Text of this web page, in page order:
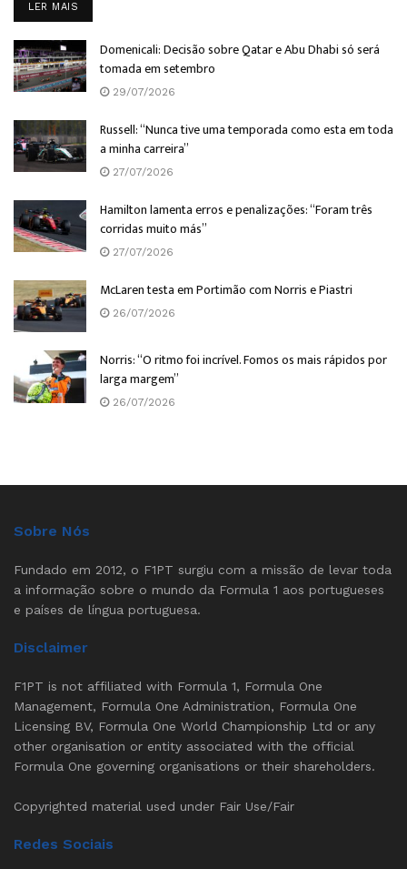
LER MAIS
Domenicali: Decisão sobre Qatar e Abu Dhabi só será
tomada em setembro
29/07/2026
Russell: “Nunca tive uma temporada como esta em toda
a minha carreira”
27/07/2026
Hamilton lamenta erros e penalizações: “Foram três
corridas muito más”
27/07/2026
McLaren testa em Portimão com Norris e Piastri
26/07/2026
Norris: “O ritmo foi incrível. Fomos os mais rápidos por
larga margem”
26/07/2026
Sobre Nós
Fundado em 2012, o F1PT surgiu com a missão de levar toda
a informação sobre o mundo da Formula 1 aos portugueses
e países de língua portuguesa.
Disclaimer
F1PT is not affiliated with Formula 1, Formula One
Management, Formula One Administration, Formula One
Licensing BV, Formula One World Championship Ltd or any
other organisation or entity associated with the official
Formula One governing organisations or their shareholders.
Copyrighted material used under Fair Use/Fair
Redes Sociais